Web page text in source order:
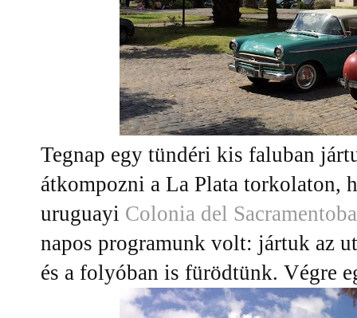
Tegnap egy tündéri kis faluban
átkompozni a La Plata torkolaton,
uruguayi Colonia del Sacramentoba
napos programunk volt: jártuk az
és a folyóban is fürödtünk. Végre